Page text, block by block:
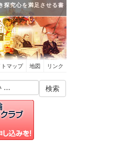
探究心を満足させる書
トマップ 地図 リンク